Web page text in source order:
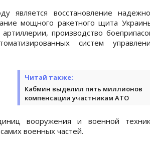
является восстановление
мощного ракетного щита
производство
систем
Читай также:
Кабмин выделил пять миллионов
компенсации участникам АТО
вооружения и военной
военных частей.